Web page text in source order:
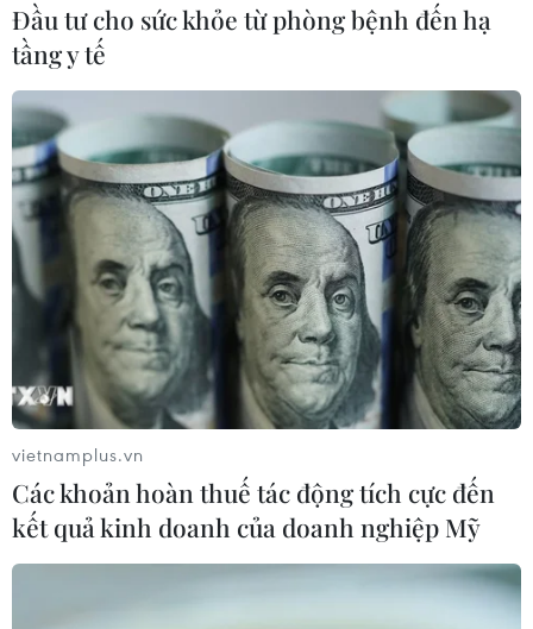
Đầu tư cho sức khỏe từ phòng bệnh đến hạ
tầng y tế
vietnamplus.vn
Các khoản hoàn thuế tác động tích cực đến
kết quả kinh doanh của doanh nghiệp Mỹ